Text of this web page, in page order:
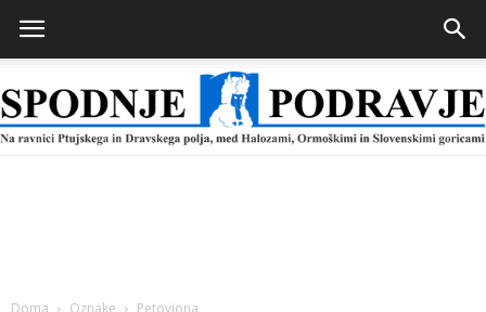
Doma Oznake Petoviona